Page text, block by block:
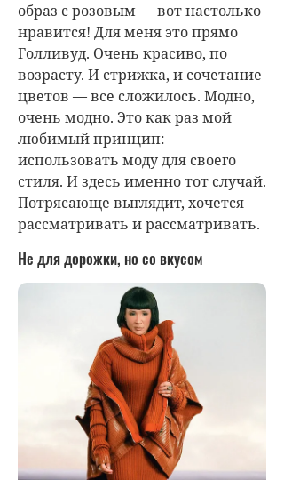
образ с розовым — вот настолько
нравится! Для меня это прямо
Голливуд. Очень красиво, по
возрасту. И стрижка, и сочетание
цветов — все сложилось. Модно,
очень модно. Это как раз мой
любимый принцип:
использовать моду для своего
стиля. И здесь именно тот случай.
Потрясающе выглядит, хочется
рассматривать и рассматривать.
Не для дорожки, но со вкусом